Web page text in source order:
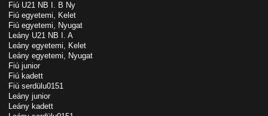
Fiú U21 NB I. B Ny
Fiú egyetemi, Kelet
Fiú egyetemi, Nyugat
Leány U21 NB I. A
Leány egyetemi, Kelet
Leány egyetemi, Nyugat
Fiú junior
Fiú kadett
Fiú serdülu0151
Leány junior
Leány kadett